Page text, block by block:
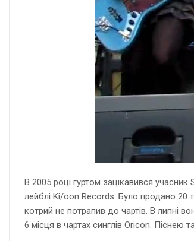
В 2005 році гуртом зацікавився
лейблі Ki/oon Records. Було продано 20
котрий не потрапив до чартів. В липні
6 місця в чартах синглів Oricon. Піснею